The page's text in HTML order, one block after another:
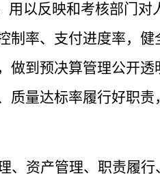
用以反映和考核部门对
制率、支付进度率，健
到预决算管理公开透
质量达标率履行好职责
、资产管理、职责履